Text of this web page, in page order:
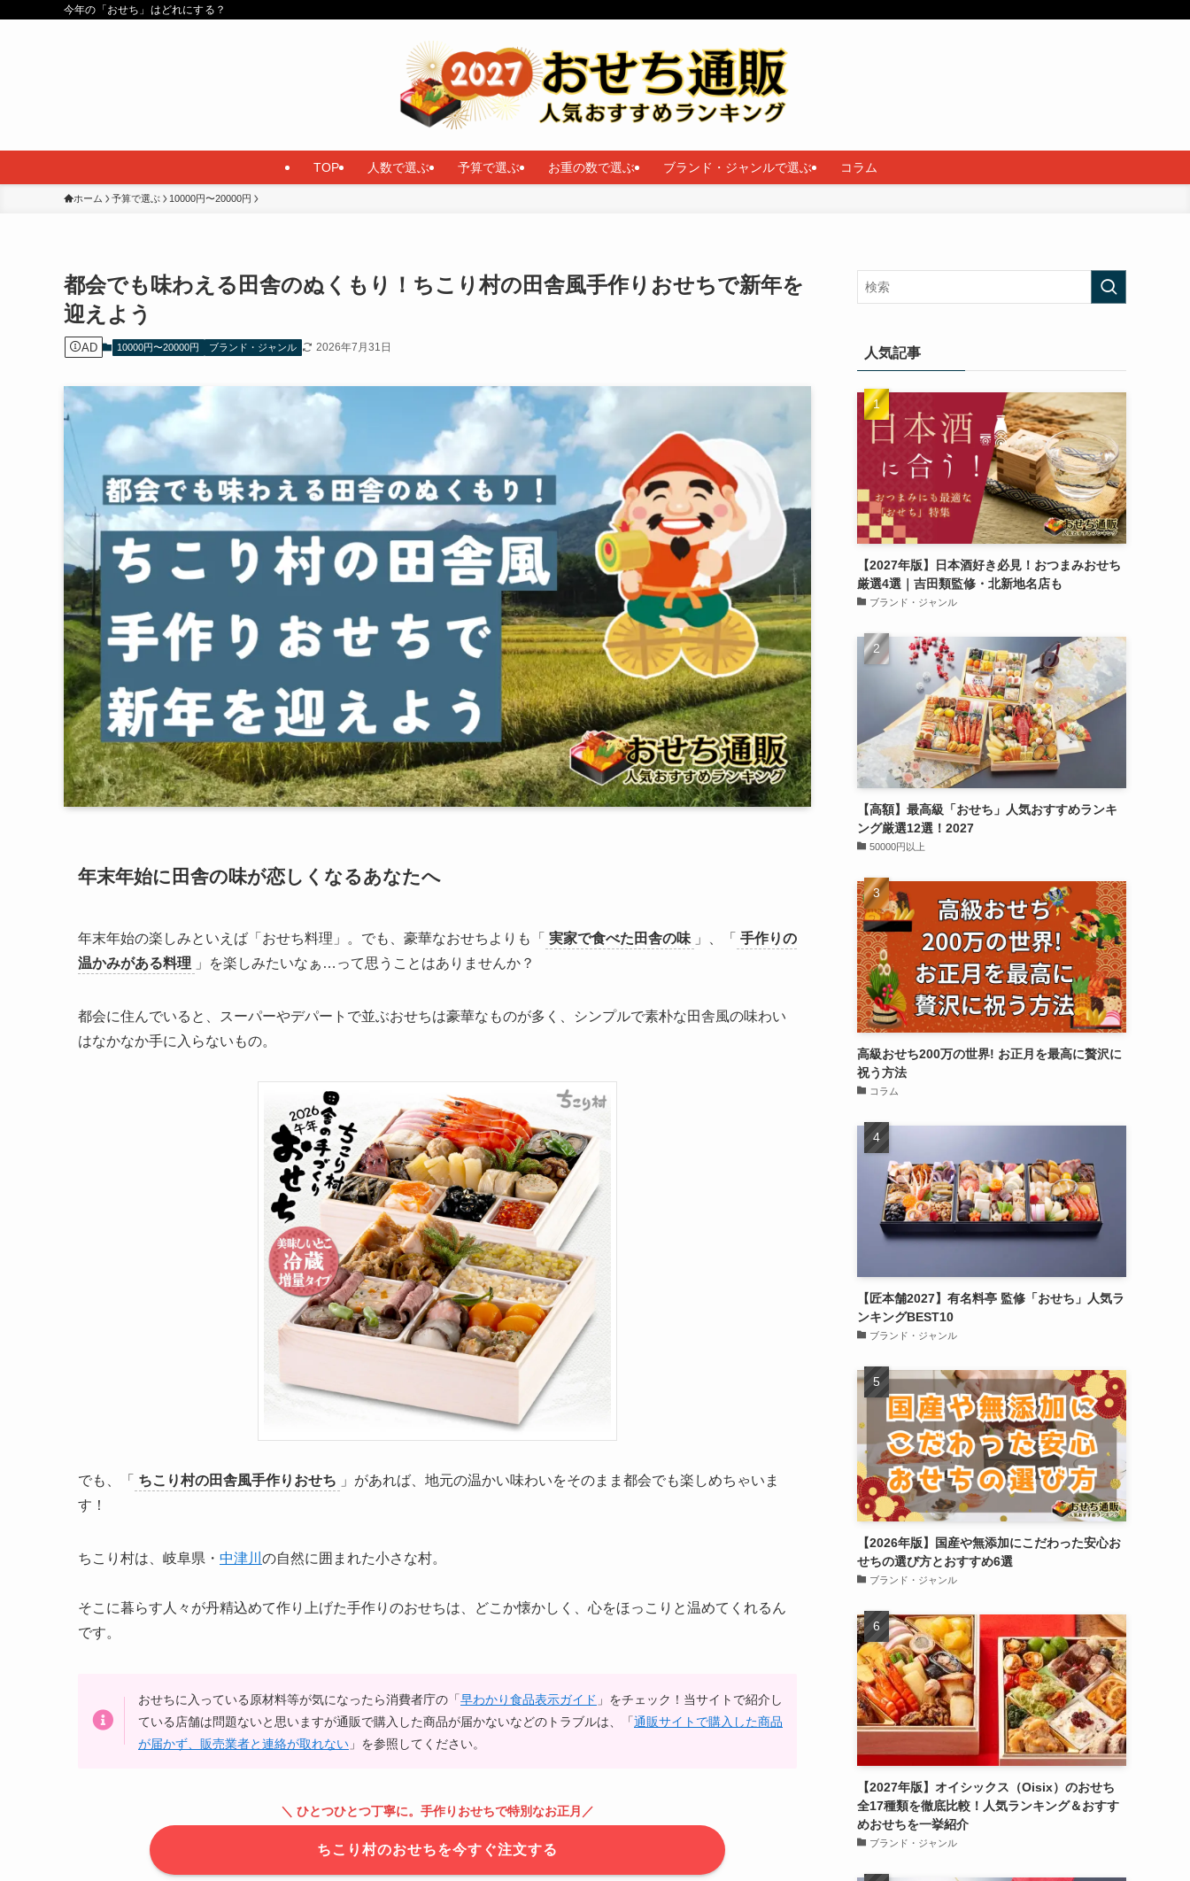
今年の「おせち」はどれにする？
TOP 人数で選ぶ 予算で選ぶ お重の数で選ぶ ブランド・ジャンルで選ぶ コラム
ホーム 予算で選ぶ 10000円〜20000円
都会でも味わえる田舎のぬくもり！ちこり村の田舎風手作りおせちで新年を
迎えよう
AD 10000円〜20000円 ブランド・ジャンル 2026年7月31日
年末年始に田舎の味が恋しくなるあなたへ
年末年始の楽しみといえば「おせち料理」。でも、豪華なおせちよりも「 実家で食べた田舎の味 」、「 手作りの
温かみがある料理
」を楽しみたいなぁ…って思うことはありませんか？
都会に住んでいると、スーパーやデパートで並ぶおせちは豪華なものが多く、シンプルで素朴な田舎風の味わい
はなかなか手に入らないもの。
でも、「 ちこり村の田舎風手作りおせち
」があれば、地元の温かい味わいをそのまま都会でも楽しめちゃいま
す！
ちこり村は、岐阜県・ 中津川 の自然に囲まれた小さな村。
そこに暮らす人々が丹精込めて作り上げた手作りのおせちは、どこか懐かしく、心をほっこりと温めてくれるん
です。
おせちに入っている原材料等が気になったら消費者庁の「早わかり食品表示ガイド 」をチェック！当サイトで紹介し
ている店舗は問題ないと思いますが通販で購入した商品が届かないなどのトラブルは、「通販サイトで購入した商品
が届かず、販売業者と連絡が取れない 」を参照してください。
＼ ひとつひとつ丁寧に。手作りおせちで特別なお正月 ／
ちこり村のおせちを今すぐ注文する
人気記事
【2027年版】日本酒好き必見！おつまみおせち
厳選4選｜吉田類監修・北新地名店も
ブランド・ジャンル
【高額】最高級「おせち」人気おすすめランキ
ング厳選12選！2027
50000円以上
高級おせち200万の世界! お正月を最高に贅沢に
祝う方法
コラム
【匠本舗2027】有名料亭 監修「おせち」人気ラ
ンキングBEST10
ブランド・ジャンル
【2026年版】国産や無添加にこだわった安心お
せちの選び方とおすすめ6選
ブランド・ジャンル
【2027年版】オイシックス（Oisix）のおせち
全17種類を徹底比較！人気ランキング＆おすす
めおせちを一挙紹介
ブランド・ジャンル